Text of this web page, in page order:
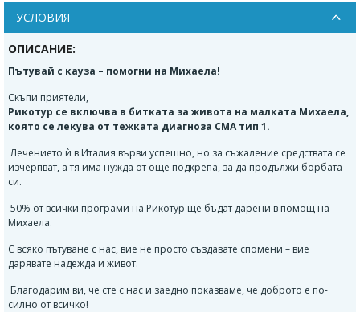
УСЛОВИЯ
ОПИСАНИЕ:
Пътувай с кауза – помогни на Михаела!
Скъпи приятели,
Рикотур се включва в битката за живота на малката Михаела,
която се лекува от тежката диагноза СМА тип 1.
Лечението ѝ в Италия върви успешно, но за съжаление средствата се
изчерпват, а тя има нужда от още подкрепа, за да продължи борбата
си.
50% от всички програми на Рикотур ще бъдат дарени в помощ на
Михаела.
С всяко пътуване с нас, вие не просто създавате спомени – вие
дарявате надежда и живот.
Благодарим ви, че сте с нас и заедно показваме, че доброто е по-
силно от всичко!